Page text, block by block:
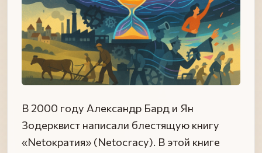
В 2000 году Александр Бард и Ян
Зодерквист написали блестящую книгу
«Netократия» (Netocracy). В этой книге